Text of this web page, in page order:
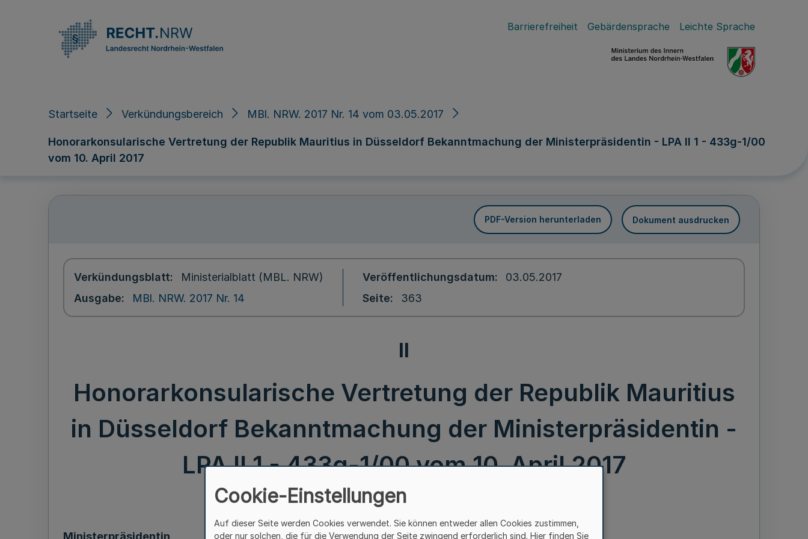
Barrierefreiheit Gebärdensprache Leichte Sprache
Startseite Verkündungsbereich MBl. NRW. 2017 Nr. 14 vom 03.05.2017
Honorarkonsularische Vertretung der Republik Mauritius in Düsseldorf Bekanntmachung der Ministerpräsidentin - LPA II 1 - 433g-1/00
vom 10. April 2017
PDF-Version herunterladen Dokument ausdrucken
Verkündungsblatt
Ministerialblatt (MBL. NRW)
Ausgabe
MBl. NRW. 2017 Nr. 14
Veröffentlichungsdatum
03.05.2017
Seite
363
II
Honorarkonsularische Vertretung der Republik Mauritius
in Düsseldorf Bekanntmachung der Ministerpräsidentin -
LPA II 1 - 433g-1/00 vom 10. April 2017
Ministerpräsidentin
Cookie-Einstellungen
Auf dieser Seite werden Cookies verwendet. Sie können entweder allen Cookies zustimmen,
oder nur solchen, die für die Verwendung der Seite zwingend erforderlich sind. Hier finden Sie